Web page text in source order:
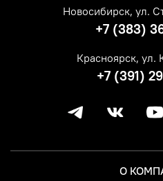
О
Новосибирск, ул.
+7 (383)
Красноярск, ул.
+7 (391)